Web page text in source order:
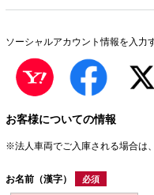
ソーシャルアカウント情報を入力
お客様についての情報
※法人車両でご入庫される場合は
お名前（漢字） 必須